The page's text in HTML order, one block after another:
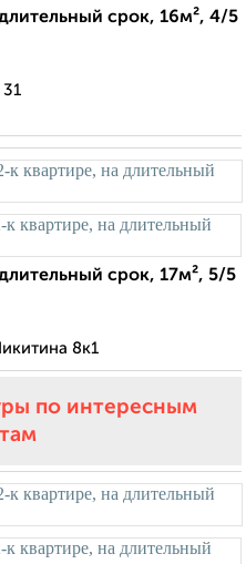
срок, 16м², 4/5
срок, 17м², 5/5
8к1
по интересным